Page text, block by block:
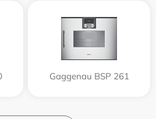
Gaggenau BSP 261